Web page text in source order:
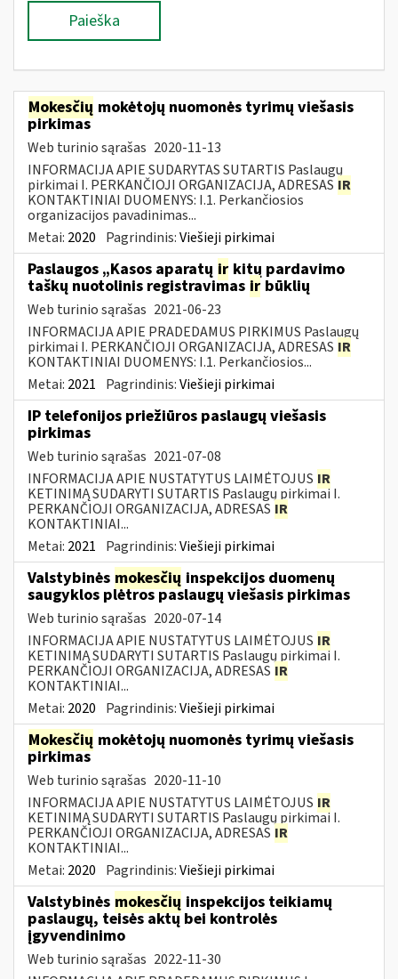
Paieška
Mokesčių mokėtojų nuomonės tyrimų viešasis
pirkimas
Web turinio sąrašas 2020-11-13
INFORMACIJA APIE SUDARYTAS SUTARTIS Paslaugų
pirkimai I. PERKANČIOJI ORGANIZACIJA, ADRESAS IR
KONTAKTINIAI DUOMENYS: I.1. Perkančiosios
organizacijos pavadinimas...
Metai: 2020 Pagrindinis:Viešieji pirkimai
Paslaugos „Kasos aparatų ir kitų pardavimo
taškų nuotolinis registravimas ir būklių
Web turinio sąrašas 2021-06-23
INFORMACIJA APIE PRADEDAMUS PIRKIMUS Paslaugų
pirkimai I. PERKANČIOJI ORGANIZACIJA, ADRESAS IR
KONTAKTINIAI DUOMENYS: I.1. Perkančiosios...
Metai: 2021 Pagrindinis:Viešieji pirkimai
IP telefonijos priežiūros paslaugų viešasis
pirkimas
Web turinio sąrašas 2021-07-08
INFORMACIJA APIE NUSTATYTUS LAIMĖTOJUS IR
KETINIMĄ SUDARYTI SUTARTIS Paslaugų pirkimai I.
PERKANČIOJI ORGANIZACIJA, ADRESAS IR
KONTAKTINIAI...
Metai: 2021 Pagrindinis:Viešieji pirkimai
Valstybinės mokesčių inspekcijos duomenų
saugyklos plėtros paslaugų viešasis pirkimas
Web turinio sąrašas 2020-07-14
INFORMACIJA APIE NUSTATYTUS LAIMĖTOJUS IR
KETINIMĄ SUDARYTI SUTARTIS Paslaugų pirkimai I.
PERKANČIOJI ORGANIZACIJA, ADRESAS IR
KONTAKTINIAI...
Metai: 2020 Pagrindinis:Viešieji pirkimai
Mokesčių mokėtojų nuomonės tyrimų viešasis
pirkimas
Web turinio sąrašas 2020-11-10
INFORMACIJA APIE NUSTATYTUS LAIMĖTOJUS IR
KETINIMĄ SUDARYTI SUTARTIS Paslaugų pirkimai I.
PERKANČIOJI ORGANIZACIJA, ADRESAS IR
KONTAKTINIAI...
Metai: 2020 Pagrindinis:Viešieji pirkimai
Valstybinės mokesčių inspekcijos teikiamų
paslaugų, teisės aktų bei kontrolės
įgyvendinimo
Web turinio sąrašas 2022-11-30